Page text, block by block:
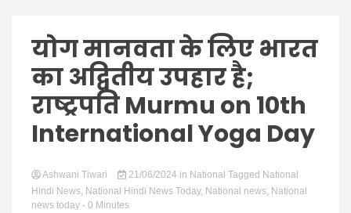
Hindi
News
योग मानवता के लिए भारत
का अद्वितीय उपहार है;
राष्ट्रपति Murmu on 10th
International Yoga Day
Ashwani Tiwari 21/06/2024 in National Tagged National
Hindi News, National Hindi News Today, National news, National
news today - 0 Minutes